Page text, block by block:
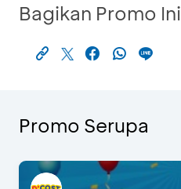
Bagikan Promo Ini
Promo Serupa